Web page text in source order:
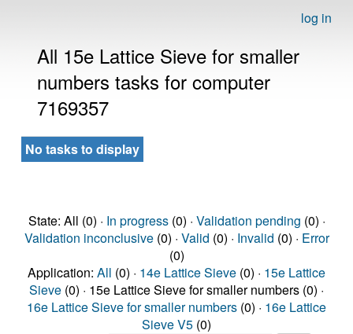
log in
All 15e Lattice Sieve for smaller
numbers tasks for computer
7169357
No tasks to display
State: All (0) · In progress(0) · Validation pending (0) ·
Validation inconclusive(0) · Valid (0) · Invalid (0) · Error
(0)
Application: All (0) · 14e Lattice Sieve (0) · 15e Lattice
Sieve (0) · 15e Lattice Sieve for smaller numbers (0) ·
16e Lattice Sieve for smaller numbers (0) · 16e Lattice
Sieve V5 (0)